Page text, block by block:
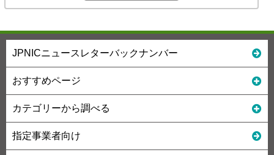
JPNICニュースレターバックナンバー
おすすめページ
カテゴリーから調べる
指定事業者向け